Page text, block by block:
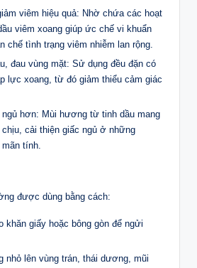
viêm hiệu quả: Nhờ chứa các hoạt
viêm xoang giúp ức chế vi khuẩn
chế tình trạng viêm nhiễm lan rộng.
đau vùng mặt: Sử dụng đều đặn có
lực xoang, từ đó giảm thiểu cảm giác
hơn: Mùi hương từ tinh dầu mang
chịu, cải thiện giấc ngủ ở những
tính.
được dùng bằng cách:
khăn giấy hoặc bông gòn để ngửi
nhỏ lên vùng trán, thái dương, mũi